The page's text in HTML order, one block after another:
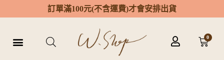
訂單滿100元(不含運費)才會安排出貨
0